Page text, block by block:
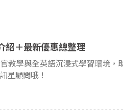
紹＋最新優惠總整理
星顧問哦！